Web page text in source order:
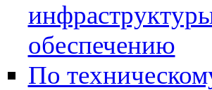
обеспечению
По